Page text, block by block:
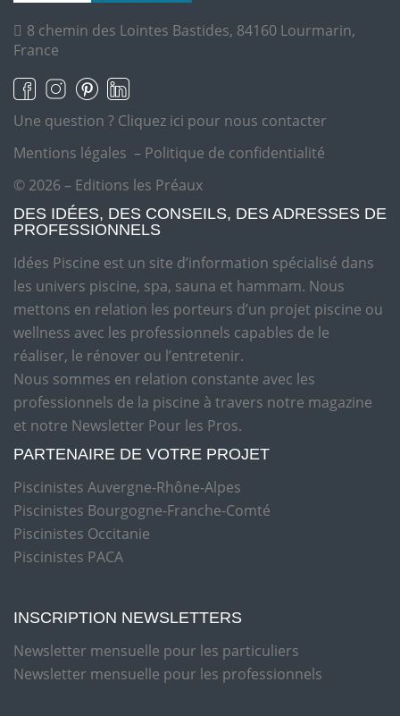
8 chemin des Lointes Bastides, 84160 Lourmarin,
France
Une question ? Cliquez ici pour nous contacter
Mentions légales – Politique de confidentialité
© 2026 – Editions les Préaux
DES IDÉES, DES CONSEILS, DES ADRESSES DE
PROFESSIONNELS
Idées Piscine est un site d’information spécialisé dans
les univers piscine, spa, sauna et hammam. Nous
mettons en relation les porteurs d’un projet piscine ou
wellness avec les professionnels capables de le
réaliser, le rénover ou l’entretenir.
Nous sommes en relation constante avec les
professionnels de la piscine à travers notre magazine
et notre Newsletter Pour les Pros.
PARTENAIRE DE VOTRE PROJET
Piscinistes Auvergne-Rhône-Alpes
Piscinistes Bourgogne-Franche-Comté
Piscinistes Occitanie
Piscinistes PACA
INSCRIPTION NEWSLETTERS
Newsletter mensuelle pour les particuliers
Newsletter mensuelle pour les professionnels